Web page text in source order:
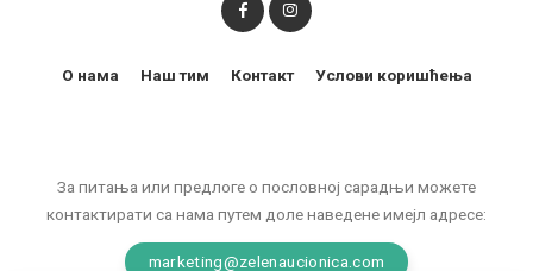
За питања или предлоге о пословној сарадњи можете
контактирати са нама путем доле наведене имејл адресе:
marketing@zelenaucionica.com
О нама Наш тим Контакт Услови коришћења